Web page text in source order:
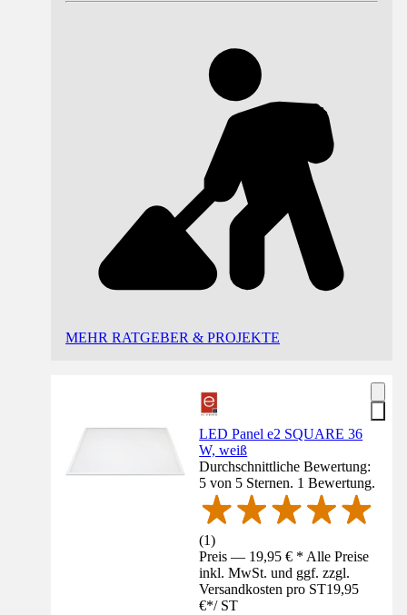
MEHR RATGEBER & PROJEKTE
LED Panel e2 SQUARE 36
W, weiß
Durchschnittliche Bewertung:
5 von 5 Sternen. 1 Bewertung.
(1)
Preis — 19,95 € * Alle Preise
inkl. MwSt. und ggf. zzgl.
Versandkosten pro ST19,95
€*/ ST